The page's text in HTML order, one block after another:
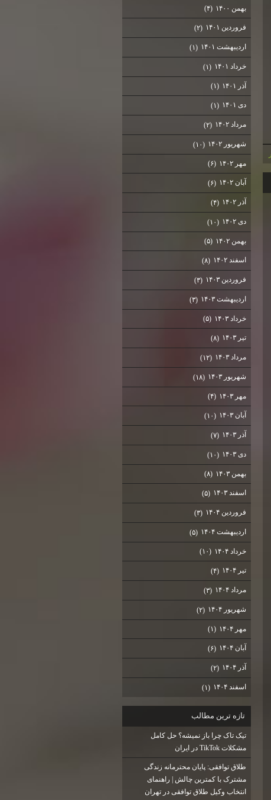
بهمن ۱۴۰۰ (۴)
فروردین ۱۴۰۱ (۲)
اردیبهشت ۱۴۰۱ (۱)
خرداد ۱۴۰۱ (۱)
آذر ۱۴۰۱ (۱)
دی ۱۴۰۱ (۱)
مرداد ۱۴۰۲ (۲)
شهریور ۱۴۰۲ (۱۰)
مهر ۱۴۰۲ (۶)
آبان ۱۴۰۲ (۶)
آذر ۱۴۰۲ (۴)
دی ۱۴۰۲ (۱۰)
بهمن ۱۴۰۲ (۵)
اسفند ۱۴۰۲ (۸)
فروردین ۱۴۰۳ (۳)
اردیبهشت ۱۴۰۳ (۳)
خرداد ۱۴۰۳ (۵)
تیر ۱۴۰۳ (۸)
مرداد ۱۴۰۳ (۱۲)
شهریور ۱۴۰۳ (۱۸)
مهر ۱۴۰۳ (۴)
آبان ۱۴۰۳ (۱۰)
آذر ۱۴۰۳ (۷)
دی ۱۴۰۳ (۱۰)
بهمن ۱۴۰۳ (۸)
اسفند ۱۴۰۳ (۵)
فروردین ۱۴۰۴ (۳)
اردیبهشت ۱۴۰۴ (۵)
خرداد ۱۴۰۴ (۱۰)
تیر ۱۴۰۴ (۴)
مرداد ۱۴۰۴ (۳)
شهریور ۱۴۰۴ (۲)
مهر ۱۴۰۴ (۱)
آبان ۱۴۰۴ (۶)
آذر ۱۴۰۴ (۲)
اسفند ۱۴۰۴ (۱)
تازه ترين مطالب
تیک تاک چرا باز نمیشه؟ حل کامل
مشکلات TikTok در ایران
طلاق توافقی: پایان محترمانه زندگی
مشترک با کمترین چالش | راهنمای
انتخاب وکیل طلاق توافقی در تهران